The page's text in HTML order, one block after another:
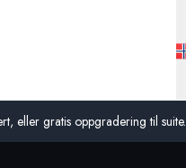
eller gratis oppgradering til suite.